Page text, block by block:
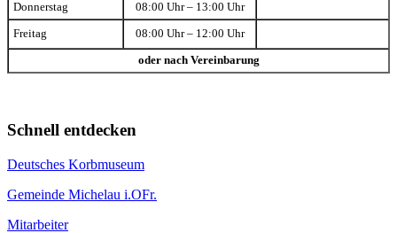
Donnerstag 08:00 Uhr – 13:00 Uhr
Freitag 08:00 Uhr – 12:00 Uhr
oder nach Vereinbarung
Schnell entdecken
Deutsches Korbmuseum
Gemeinde Michelau i.OFr.
Mitarbeiter